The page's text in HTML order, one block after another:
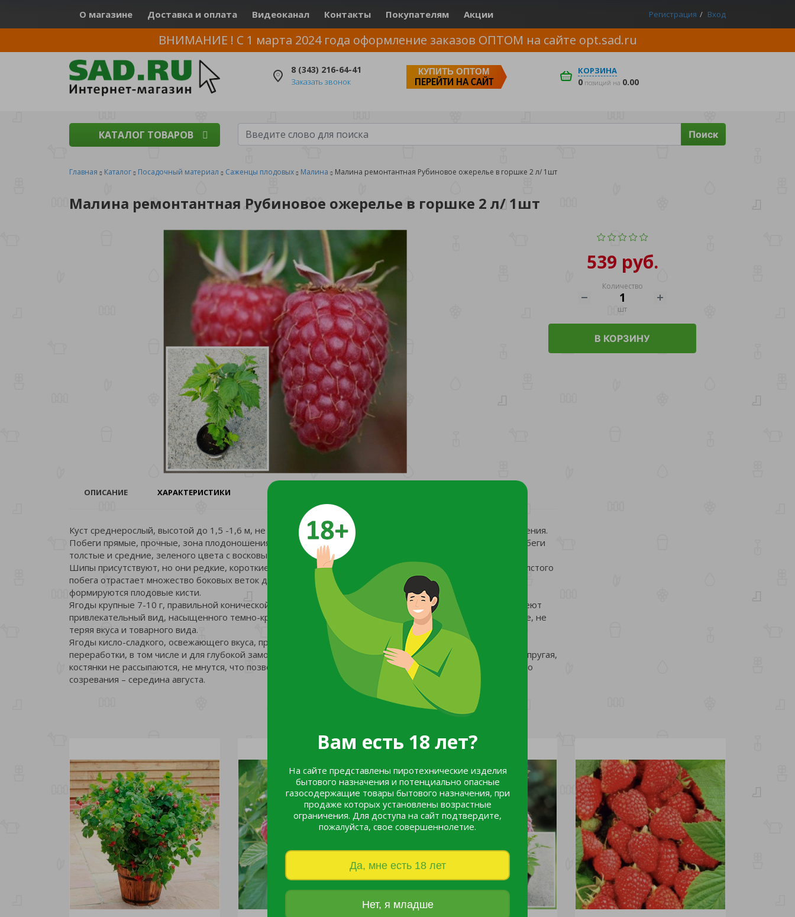
Вам есть 18 лет?
На сайте представлены пиротехнические изделия
бытового назначения и потенциально опасные
газосодержащие товары бытового назначения, при
продаже которых установлены возрастные
ограничения. Для доступа на сайт подтвердите,
пожалуйста, свое совершеннолетие.
Да, мне есть 18 лет
Нет, я младше
О магазине Доставка и оплата Видеоканал Контакты Покупателям Акции Регистрация Вход
ВНИМАНИЕ ! С 1 марта 2024 года оформление заказов ОПТОМ на сайте opt.sad.ru
8 (343) 216-64-41
Заказать звонок
КУПИТЬ ОПТОМ
ПЕРЕЙТИ НА САЙТ
КОРЗИНА
0 позиций на 0.00
КАТАЛОГ ТОВАРОВ Поиск
Главная Каталог Посадочный материал Саженцы плодовых Малина Малина ремонтантная Рубиновое ожерелье в горшке 2 л/ 1шт
Малина ремонтантная Рубиновое ожерелье в горшке 2 л/ 1шт
539 руб.
Количество
шт
В КОРЗИНУ
ОПИСАНИЕ ХАРАКТЕРИСТИКИ
Куст среднерослый, высотой до 1,5 -1,6 м, не очень раскидистый, за один сезон дает 5-8 побегов замещения.
Побеги прямые, прочные, зона плодоношения приходится на две трети от общей их длины. Молодые побеги
толстые и средние, зеленого цвета с восковым налётом.
Шипы присутствуют, но они редкие, короткие, мягкие, расположены вдоль всего стебля. От основного толстого
побега отрастает множество боковых веток длиной 50-60 см, на которых из каждой пазушной почки
формируются плодовые кисти.
Ягоды крупные 7-10 г, правильной конической формы, закругленные на конце, одномерные, плотные, имеют
привлекательный вид, насыщенного темно-красного цвета. Созрев, могут несколько дней висеть на ветке, не
теряя вкуса и товарного вида.
Ягоды кисло-сладкого, освежающего вкуса, пригодны для потребления в свежем виде и всех видов
переработки, в том числе и для глубокой заморозки. Мякоть сладкая, нежная, очень сочная, но при этом упругая,
костянки не рассыпаются, не мнутся, что позволяет собирать урожай механизированным способом. Начало
созревания – середина августа.